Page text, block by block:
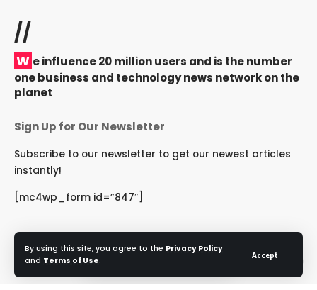
By using this site, you agree to the Privacy Policy
and Terms of Use.
Accept
//
W e influence 20 million users and is the number
one business and technology news network on the
planet
Sign Up for Our Newsletter
Subscribe to our newsletter to get our newest articles
instantly!
[mc4wp_form id=”847″]